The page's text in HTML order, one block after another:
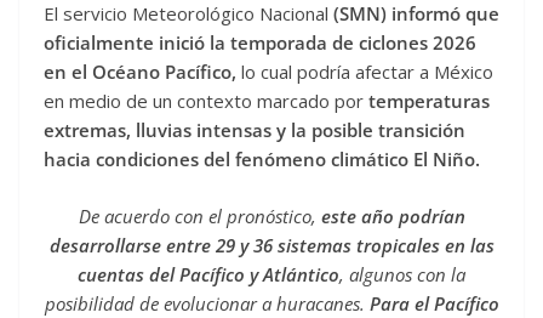
El servicio Meteorológico Nacional (SMN) informó que
oficialmente inició la temporada de ciclones 2026
en el Océano Pacífico, lo cual podría afectar a México
en medio de un contexto marcado por temperaturas
extremas, lluvias intensas y la posible transición
hacia condiciones del fenómeno climático El Niño.
De acuerdo con el pronóstico, este año podrían
desarrollarse entre 29 y 36 sistemas tropicales en las
cuentas del Pacífico y Atlántico, algunos con la
posibilidad de evolucionar a huracanes. Para el Pacífico